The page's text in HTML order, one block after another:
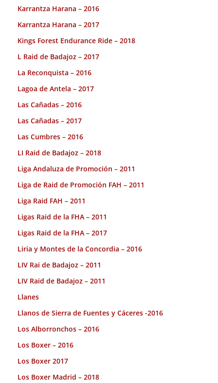
Karrantza Harana – 2016
Karrantza Harana – 2017
Kings Forest Endurance Ride – 2018
L Raid de Badajoz – 2017
La Reconquista – 2016
Lagoa de Antela – 2017
Las Cañadas – 2016
Las Cañadas – 2017
Las Cumbres – 2016
LI Raid de Badajoz – 2018
Liga Andaluza de Promoción – 2011
Liga de Raid de Promoción FAH – 2011
Liga Raid FAH – 2011
Ligas Raid de la FHA – 2011
Ligas Raid de la FHA – 2017
Liria y Montes de la Concordia – 2016
LIV Rai de Badajoz – 2011
LIV Raid de Badajoz – 2011
Llanes
Llanos de Sierra de Fuentes y Cáceres -2016
Los Alborronchos – 2016
Los Boxer – 2016
Los Boxer 2017
Los Boxer Madrid – 2018